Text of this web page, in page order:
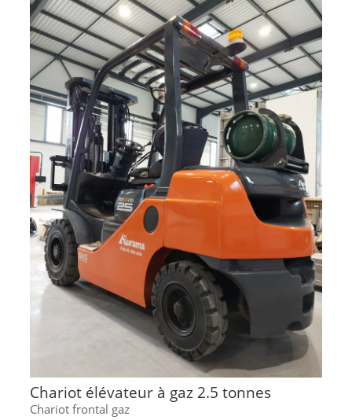
Chariot élévateur à gaz 2.5 tonnes
Chariot frontal gaz